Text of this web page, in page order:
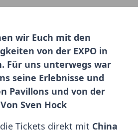
wir Euch mit den
von der EXPO in
Für uns unterwegs war
seine Erlebnisse und
Pavillons und von der
Sven Hock
Tickets direkt mit China